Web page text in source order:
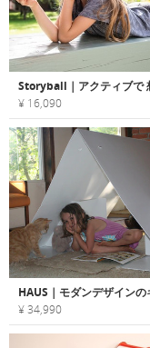
¥ 16,090
¥ 34,990